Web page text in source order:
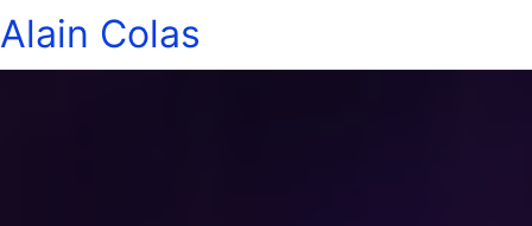
Alain Colas